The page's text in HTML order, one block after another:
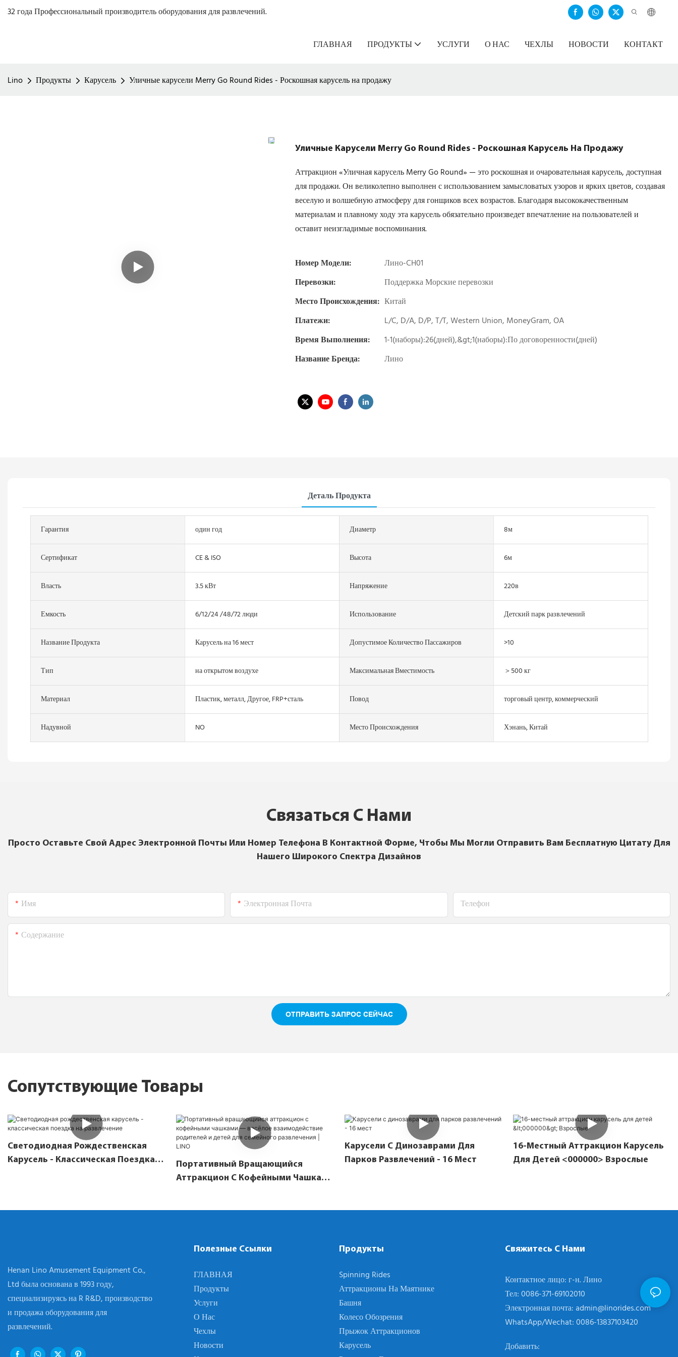
32 года Профессиональный производитель оборудования для развлечений.
ГЛАВНАЯ ПРОДУКТЫ УСЛУГИ О НАС ЧЕХЛЫ НОВОСТИ КОНТАКТ
Lino Продукты Карусель Уличные карусели Merry Go Round Rides - Роскошная карусель на продажу
Уличные Карусели Merry Go Round Rides - Роскошная Карусель На Продажу
Аттракцион «Уличная карусель Merry Go Round» — это роскошная и очаровательная карусель, доступная
для продажи. Он великолепно выполнен с использованием замысловатых узоров и ярких цветов, создавая
веселую и волшебную атмосферу для гонщиков всех возрастов. Благодаря высококачественным
материалам и плавному ходу эта карусель обязательно произведет впечатление на пользователей и
оставит неизгладимые воспоминания.
Номер Модели:
Лино-CH01
Перевозки:
Поддержка Морские перевозки
Место Происхождения: Китай
Платежи:
L/C, D/A, D/P, T/T, Western Union, MoneyGram, OA
Время Выполнения:
1-1(наборы):26(дней),&gt;1(наборы):По договоренности(дней)
Название Бренда:
Лино
Деталь Продукта
Гарантия один год Диаметр 8м
Сертификат CE & ISO Высота 6м
Власть 3.5 кВт Напряжение 220в
Емкость 6/12/24 /48/72 люди Использование Детский парк развлечений
Название Продукта Карусель на 16 мест Допустимое Количество Пассажиров >10
Тип на открытом воздухе Максимальная Вместимость ＞500 кг
Материал Пластик, металл, Другое, FRP+сталь Повод торговый центр, коммерческий
Надувной NO Место Происхождения Хэнань, Китай
Связаться С Нами
Просто Оставьте Свой Адрес Электронной Почты Или Номер Телефона В Контактной Форме, Чтобы Мы Могли Отправить Вам Бесплатную Цитату Для
Нашего Широкого Спектра Дизайнов
Имя Электронная Почта Телефон
Содержание
ОТПРАВИТЬ ЗАПРОС СЕЙЧАС
Сопутствующие Товары
Светодиодная Рождественская
Карусель - Классическая Поездка
Портативный Вращающийся
Аттракцион С Кофейными Чашками
Карусели С Динозаврами Для
Парков Развлечений - 16 Мест
16-Местный Аттракцион Карусель
Для Детей <000000> Взрослые
Henan Lino Amusement Equipment Co.,
Ltd была основана в 1993 году,
специализируясь на R R&D, производство
и продажа оборудования для
развлечений.
Полезные Ссылки
ГЛАВНАЯ
Продукты
Услуги
О Нас
Чехлы
Новости
Продукты
Spinning Rides
Аттракционы На Маятнике
Башня
Колесо Обозрения
Прыжок Аттракционов
Карусель
Свяжитесь С Нами
Контактное лицо: г-н. Лино
Тел: 0086-371-69102010
Электронная почта:admin@linorides.com
WhatsApp/Wechat: 0086-13837103420
Добавить: